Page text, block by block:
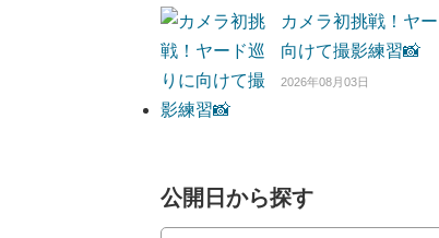
カメラ初挑戦！ヤ
向けて撮影練習📸
2026年08月03日
公開日から探す